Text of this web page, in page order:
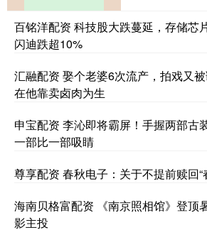
百铭洋配资 科技股大跌蔓延，存储芯
闪迪跌超10%
汇融配资 娶个老婆6次流产，拍戏又
在他靠卖卤肉为生
申宝配资 李沁即将霸屏！手握两部古
一部比一部吸睛
尊享配资 春秋电子：关于不提前赎回“
海南贝格富配资 《南京照相馆》登顶
影主投